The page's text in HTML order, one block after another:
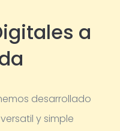
a
desarrollado
y simple